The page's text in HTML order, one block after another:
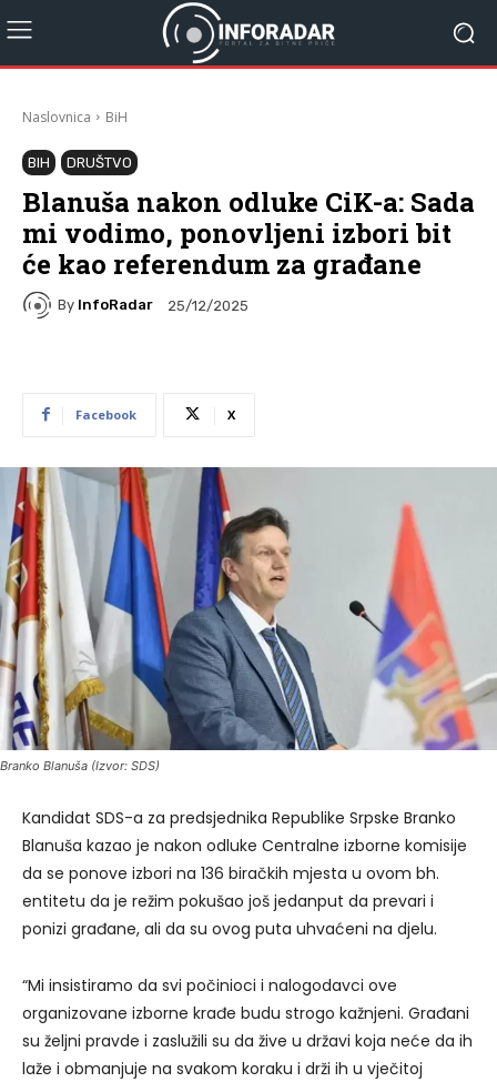
Naslovnica BiH
BIH DRUŠTVO
Blanuša nakon odluke CiK-a: Sada
mi vodimo, ponovljeni izbori bit
će kao referendum za građane
By InfoRadar 25/12/2025
Facebook X
Branko Blanuša (Izvor: SDS)
Kandidat SDS-a za predsjednika Republike Srpske Branko
Blanuša kazao je nakon odluke Centralne izborne komisije
da se ponove izbori na 136 biračkih mjesta u ovom bh.
entitetu da je režim pokušao još jedanput da prevari i
ponizi građane, ali da su ovog puta uhvaćeni na djelu.
“Mi insistiramo da svi počinioci i nalogodavci ove
organizovane izborne krađe budu strogo kažnjeni. Građani
su željni pravde i zaslužili su da žive u državi koja neće da ih
laže i obmanjuje na svakom koraku i drži ih u vječitoj